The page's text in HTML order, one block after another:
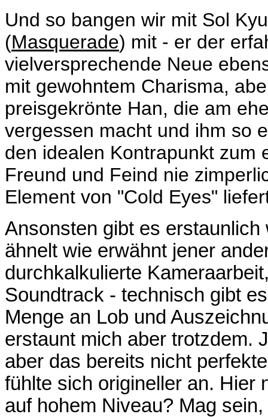
Und so bangen wir mit Sol
(Masquerade) mit - er der
vielversprechende Neue
mit gewohntem Charisma,
preisgekrönte Han, die am
vergessen macht und ihm so
den idealen Kontrapunkt zum
Freund und Feind nie
Element von "Cold Eyes"
Ansonsten gibt es
ähnelt wie erwähnt jener
durchkalkulierte
Soundtrack - technisch gibt
Menge an Lob und
erstaunt mich aber trotzdem.
aber das bereits nicht
fühlte sich origineller an. Hier
auf hohem Niveau? Mag